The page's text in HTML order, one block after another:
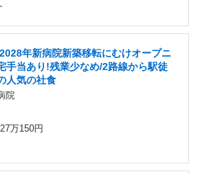
年新病院新築移転にむけオープニ
手当あり!残業少なめ/2路線から駅徒
人気の社食
院
万150円